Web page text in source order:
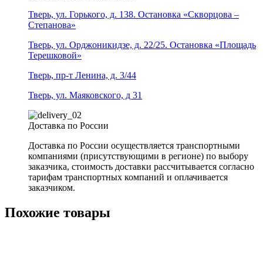
Тверь, ул. Горького, д. 138. Остановка «Скворцова –
Степанова»
Тверь, ул. Орджоникидзе, д. 22/25. Остановка «Площадь
Терешковой»
Тверь, пр-т Ленина, д. 3/44
Тверь, ул. Маяковского, д 31
Доставка по России
Доставка по России осуществляется транспортными
компаниями (присутствующими в регионе) по выбору
заказчика, стоимость доставки рассчитывается согласно
тарифам транспортных компаний и оплачивается
заказчиком.
Похожие товары